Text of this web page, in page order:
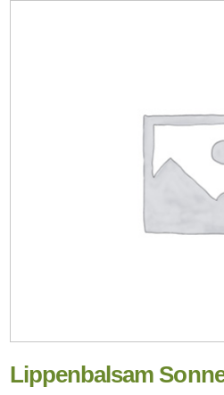
Lippenbalsam